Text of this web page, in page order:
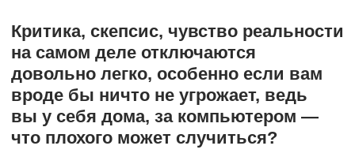
Критика, скепсис, чувство реальности
на самом деле отключаются
довольно легко, особенно если вам
вроде бы ничто не угрожает, ведь
вы у себя дома, за компьютером —
что плохого может случиться?